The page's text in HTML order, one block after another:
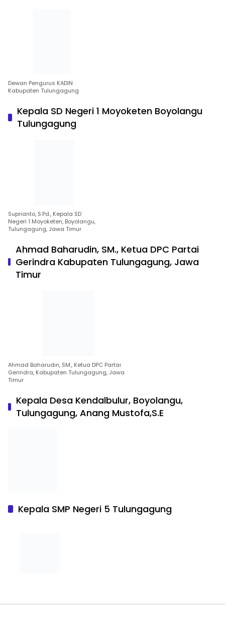
Dewan Pengurus KADIN
Kabupaten Tulungagung
Kepala SD Negeri 1 Moyoketen Boyolangu
Tulungagung
Suprianto, S.Pd., Kepala SD
Negeri 1 Moyoketen, Boyolangu,
Tulungagung, Jawa Timur
Ahmad Baharudin, SM., Ketua DPC Partai
Gerindra Kabupaten Tulungagung, Jawa
Timur
Ahmad Baharudin, SM., Ketua DPC Partai
Gerindra, Kabupaten Tulungagung, Jawa
Timur
Kepala Desa Kendalbulur, Boyolangu,
Tulungagung, Anang Mustofa,S.E
Kepala SMP Negeri 5 Tulungagung